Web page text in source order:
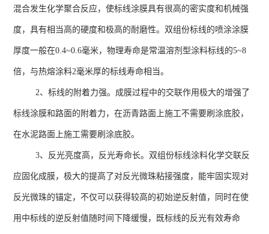
混合发生化学聚合反应，使标线涂膜具有很高的密实度和机械强
度，具有相当高的硬度和极高的耐磨性。双组份标线的喷涂涂膜
厚度一般在0.4~0.6毫米，物理寿命是常温溶剂型涂料标线的5~8
倍，与热熔涂料2毫米厚的标线寿命相当。
2、标线的附着力强。成膜过程中的交联作用极大的增强了
标线涂膜和路面的附着力，在沥青路面上施工不需要刷涂底胶，
在水泥路面上施工需要刷涂底胶。
3、反光亮度高，反光寿命长。双组份标线涂料化学交联反
应固化成膜，极大的提高了对反光微珠粘接强度，能牢固实现对
反光微珠的锚定，不仅可以获得较高的初始逆反射值，同时在使
用中标线的逆反射值随时间下降缓慢，既标线的反光有效寿命